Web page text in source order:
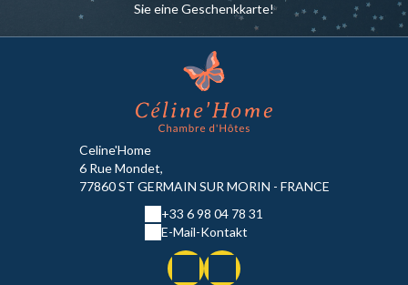
Sie eine Geschenkkarte!
Celine'Home
6 Rue Mondet,
77860 ST GERMAIN SUR MORIN - FRANCE
+33 6 98 04 78 31
E-Mail-Kontakt